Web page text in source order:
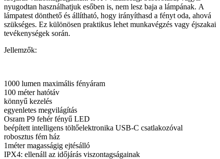
nyugodtan használhatjuk esőben is, nem lesz baja a lámpának. A
lámpatest dönthető és állítható, hogy irányíthasd a fényt oda, ahová
szükséges. Ez különösen praktikus lehet munkavégzés vagy éjszakai
tevékenységek során.
Jellemzők:
1000 lumen maximális fényáram
100 méter hatótáv
könnyű kezelés
egyenletes megvilágítás
Osram P9 fehér fényű LED
beépített intelligens töltőelektronika USB-C csatlakozóval
robosztus fém ház
1méter magasságig ejtésálló
IPX4: ellenáll az időjárás viszontagságainak